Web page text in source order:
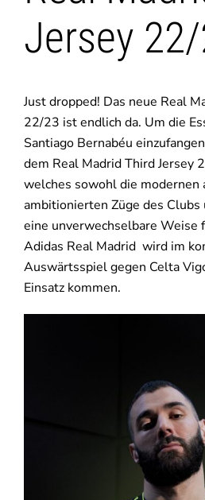
Jersey
Just dropped! Das neue Real
22/23 ist endlich da. Um die
Santiago Bernabéu
dem Real Madrid Third Jersey
welches sowohl die modernen
ambitionierten Züge des Clubs
eine unverwechselbare Weise
Adidas Real Madrid wird im
Auswärtsspiel gegen Celta
Einsatz kommen.